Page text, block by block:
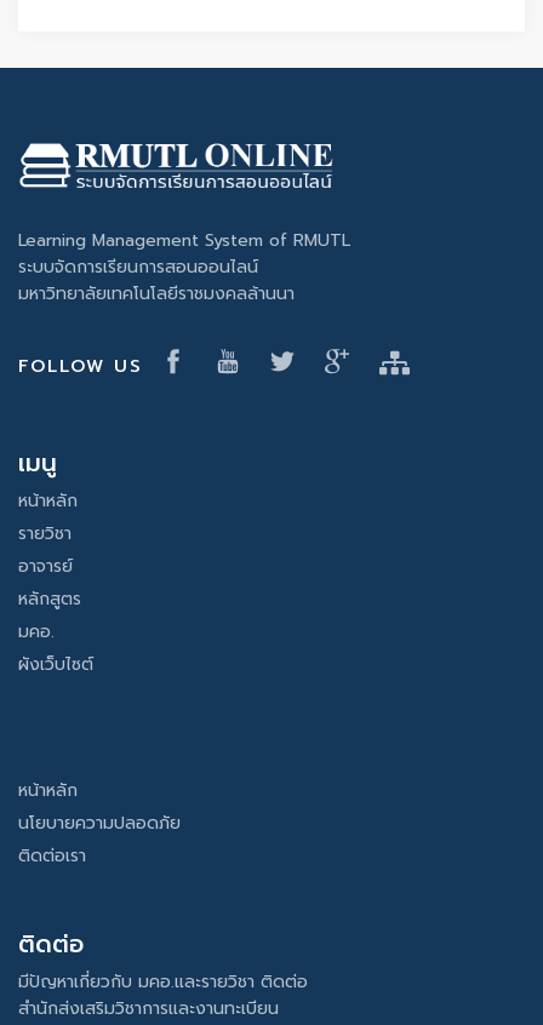
Learning Management System of RMUTL
ระบบจัดการเรียนการสอนออนไลน์
มหาวิทยาลัยเทคโนโลยีราชมงคลล้านนา
FOLLOW US
เมนู
หน้าหลัก
รายวิชา
อาจารย์
หลักสูตร
มคอ.
ผังเว็บไซต์
หน้าหลัก
นโยบายความปลอดภัย
ติดต่อเรา
ติดต่อ
มีปัญหาเกี่ยวกับ มคอ.และรายวิชา ติดต่อ
สำนักส่งเสริมวิชาการและงานทะเบียน